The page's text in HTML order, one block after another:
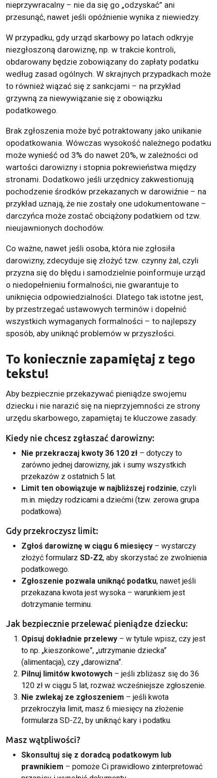
nieprzywracalny – nie da się go „odzyskać” ani
przesunąć, nawet jeśli opóźnienie wynika z niewiedzy.
W przypadku, gdy urząd skarbowy po latach odkryje
niezgłoszoną darowiznę, np. w trakcie kontroli,
obdarowany będzie zobowiązany do zapłaty podatku
według zasad ogólnych. W skrajnych przypadkach może
to również wiązać się z sankcjami – na przykład
grzywną za niewywiązanie się z obowiązku
podatkowego.
Brak zgłoszenia może być potraktowany jako unikanie
opodatkowania. Wówczas wysokość należnego podatku
może wynieść od 3% do nawet 20%, w zależności od
wartości darowizny i stopnia pokrewieństwa między
stronami. Dodatkowo jeśli urzędnicy zakwestionują
pochodzenie środków przekazanych w darowiźnie – na
przykład uznają, że nie zostały one udokumentowane –
darczyńca może zostać obciążony podatkiem od tzw.
nieujawnionych dochodów.
Co ważne, nawet jeśli osoba, która nie zgłosiła
darowizny, zdecyduje się złożyć tzw. czynny żal, czyli
przyzna się do błędu i samodzielnie poinformuje urząd
o niedopełnieniu formalności, nie gwarantuje to
uniknięcia odpowiedzialności. Dlatego tak istotne jest,
by przestrzegać ustawowych terminów i dopełnić
wszystkich wymaganych formalności – to najlepszy
sposób, aby uniknąć problemów w przyszłości.
To koniecznie zapamiętaj z tego
tekstu!
Aby bezpiecznie przekazywać pieniądze swojemu
dziecku i nie narazić się na nieprzyjemności ze strony
urzędu skarbowego, zapamiętaj te kluczowe zasady:
Kiedy nie chcesz zgłaszać darowizny:
Nie przekraczaj kwoty 36 120 zł – dotyczy to
zarówno jednej darowizny, jak i sumy wszystkich
przekazów z ostatnich 5 lat.
Limit ten obowiązuje w najbliższej rodzinie, czyli
m.in. między rodzicami a dziećmi (tzw. zerowa grupa
podatkowa).
Gdy przekroczysz limit:
Zgłoś darowiznę w ciągu 6 miesięcy – wystarczy
złożyć formularz SD-Z2, aby skorzystać ze zwolnienia
podatkowego.
Zgłoszenie pozwala uniknąć podatku, nawet jeśli
przekazana kwota jest wysoka – warunkiem jest
dotrzymanie terminu.
Jak bezpiecznie przelewać pieniądze dziecku:
Opisuj dokładnie przelewy – w tytule wpisz, czy jest
to np. „kieszonkowe”, „utrzymanie dziecka”
(alimentacja), czy „darowizna”.
Pilnuj limitów kwotowych – jeśli zbliżasz się do 36
120 zł w ciągu 5 lat, rozważ wcześniejsze zgłoszenie.
Nie zwlekaj ze zgłoszeniem – jeśli kwota
przekroczyła limit, masz 6 miesięcy na złożenie
formularza SD-Z2, by uniknąć kary i podatku.
Masz wątpliwości?
Skonsultuj się z doradcą podatkowym lub
prawnikiem – pomoże Ci prawidłowo zinterpretować